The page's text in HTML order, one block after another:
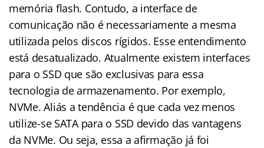
memória flash. Contudo, a interface de
comunicação não é necessariamente a mesma
utilizada pelos discos rígidos. Esse entendimento
está desatualizado. Atualmente existem interfaces
para o SSD que são exclusivas para essa
tecnologia de armazenamento. Por exemplo,
NVMe. Aliás a tendência é que cada vez menos
utilize-se SATA para o SSD devido das vantagens
da NVMe. Ou seja, essa a afirmação já foi